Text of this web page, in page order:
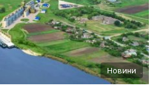
Новини